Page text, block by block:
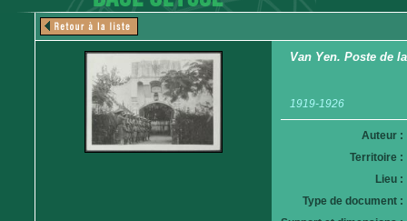
Van Yen. Poste de
1919-1926
Auteur :
Territoire :
Lieu :
Type de document :